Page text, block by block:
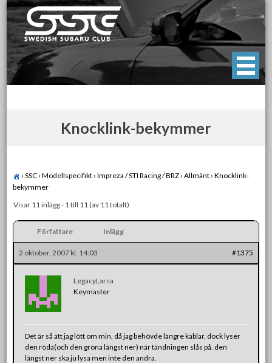
Skip
to
content
Swedish Subaru Club
För oss som älskar Subaru!
Knocklink-bekymmer
› SSC › Modellspecifikt › Impreza / STI Racing / BRZ › Allmänt › Knocklink-
bekymmer
Visar 11 inlägg - 1 till 11 (av 11 totalt)
Författare Inlägg
2 oktober, 2007 kl. 14:03 #1375
LegacyLarsa
Keymaster
Det är så att jag lött om min, då jag behövde längre kablar, dock lyser
den röda(och den gröna längst ner) när tändningen slås på. den
längst ner ska ju lysa men inte den andra.